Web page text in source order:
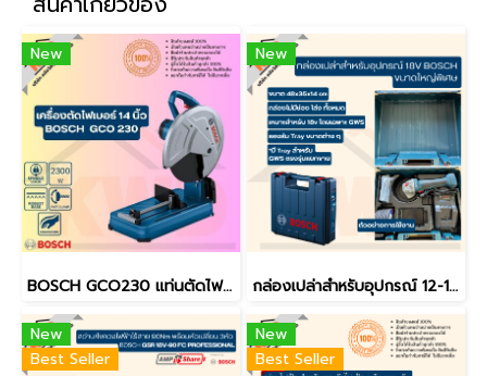
New
BOSCH GCO230 แท่นตัดไฟเบอร์/ไฟเบอร์ตัดเหล็ก 14นิ้ว (เฉพาะเครื่อง) (ของแท้ประกันศูนย์/พร้อมส่ง)
New
กล่องเปล่าสำหรับอุปกรณ์ 12-18V BOSCH ขนาดเล็ก ขนาดใหญ่ ขนาดใหญ่พิเศษ / 45x35x12cm หรือ 48x35x14cm (ของแท้)
New
Best Seller
New
Best Seller